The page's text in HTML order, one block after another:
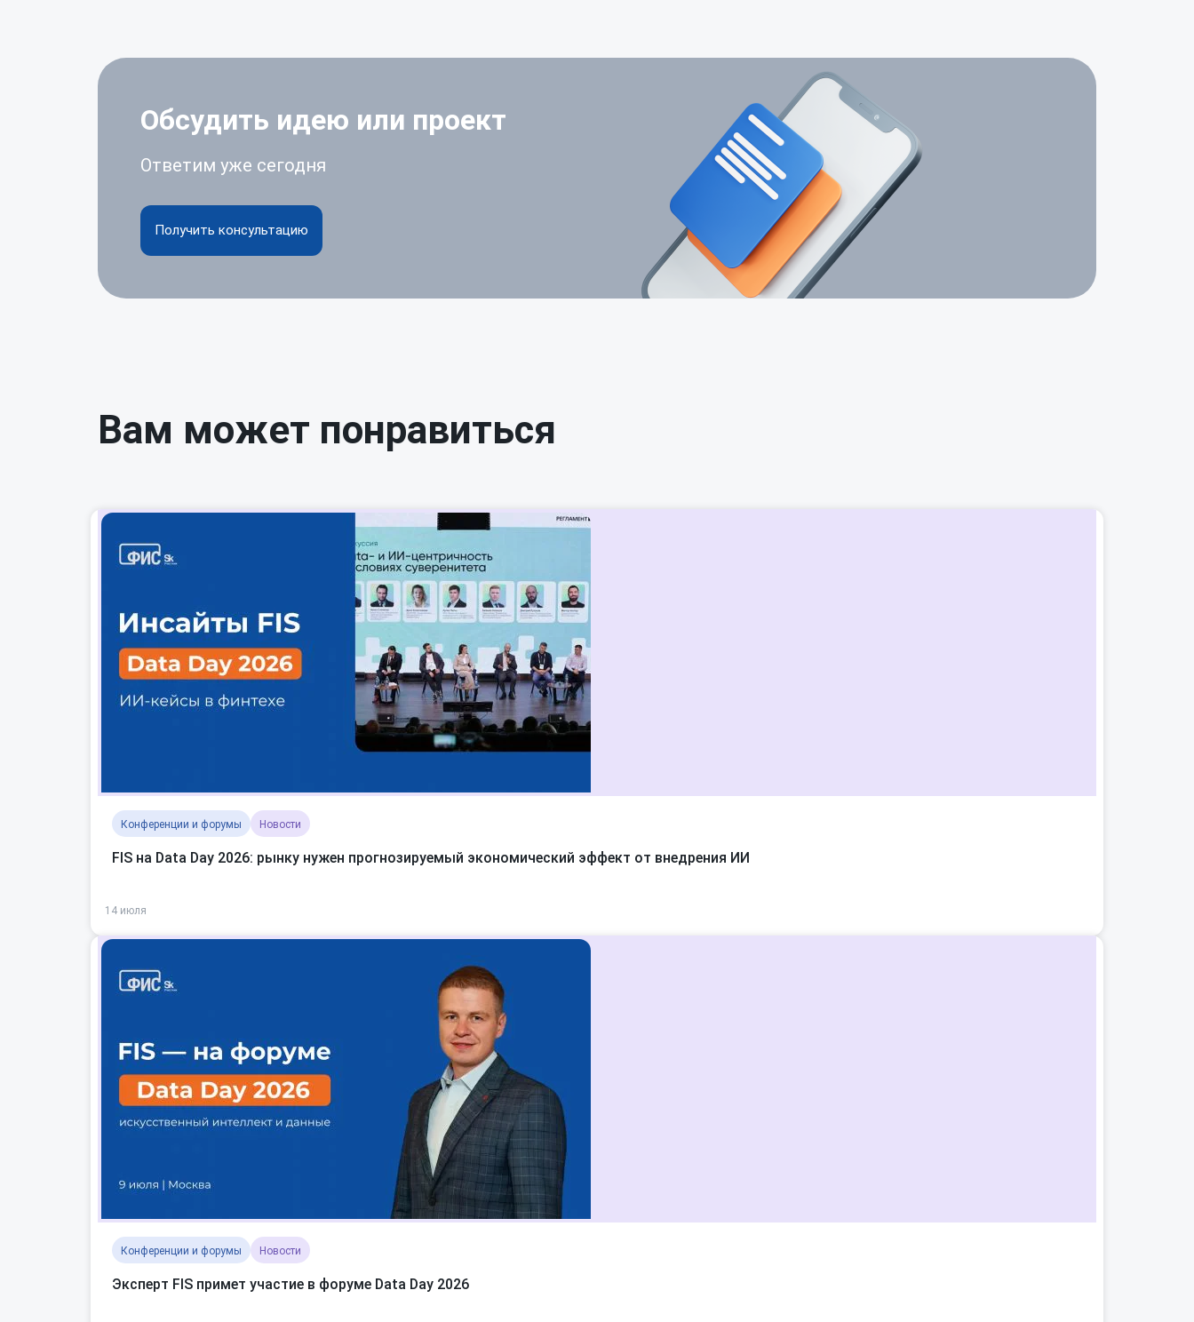
Обсудить идею или проект
Ответим уже сегодня
Получить консультацию
Вам может понравиться
Конференции и форумы Новости
FIS на Data Day 2026: рынку нужен прогнозируемый экономический эффект от внедрения ИИ
14 июля
Конференции и форумы Новости
Эксперт FIS примет участие в форуме Data Day 2026